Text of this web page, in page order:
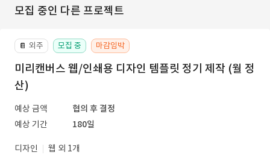
모집 중인 다른 프로젝트
📔 외주 모집 중 마감임박
미리캔버스 웹/인쇄용 디자인 템플릿 정기 제작 (월 정
산)
예상 금액
협의 후 결정
예상 기간
180일
디자인
웹 외 1개